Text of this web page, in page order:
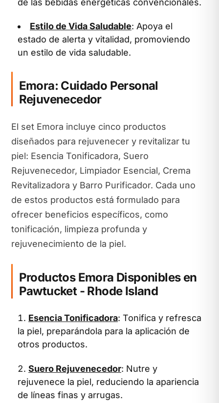
Estilo de Vida Saludable: Apoya el
estado de alerta y vitalidad, promoviendo
un estilo de vida saludable.
Emora: Cuidado Personal
Rejuvenecedor
El set Emora incluye cinco productos
diseñados para rejuvenecer y revitalizar tu
piel: Esencia Tonificadora, Suero
Rejuvenecedor, Limpiador Esencial, Crema
Revitalizadora y Barro Purificador. Cada uno
de estos productos está formulado para
ofrecer beneficios específicos, como
tonificación, limpieza profunda y
rejuvenecimiento de la piel.
Productos Emora Disponibles en
Pawtucket - Rhode Island
Esencia Tonificadora: Tonifica y refresca
la piel, preparándola para la aplicación de
otros productos.
Suero Rejuvenecedor: Nutre y
rejuvenece la piel, reduciendo la apariencia
de líneas finas y arrugas.